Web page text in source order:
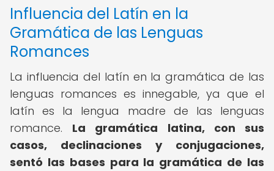
Influencia del Latín en la
Gramática de las Lenguas
Romances
La influencia del latín en la gramática de las
lenguas romances es innegable, ya que el
latín es la lengua madre de las lenguas
romance. La gramática latina, con sus
casos, declinaciones y conjugaciones,
sentó las bases para la gramática de las